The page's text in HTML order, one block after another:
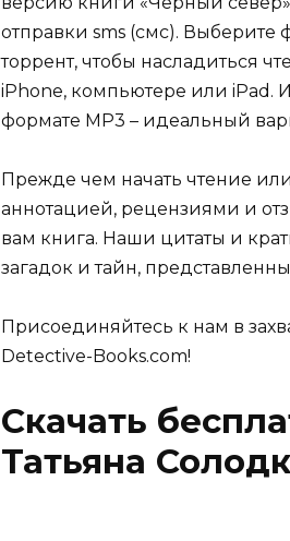
отправки sms (смс). Выберите
торрент, чтобы насладиться
iPhone, компьютере или iPad.
формате MP3 – идеальный
Прежде чем начать чтение
аннотацией, рецензиями и
вам книга. Наши цитаты и
загадок и тайн,
Присоединяйтесь к нам в
Detective-Books.com!
Скачать
Татьяна